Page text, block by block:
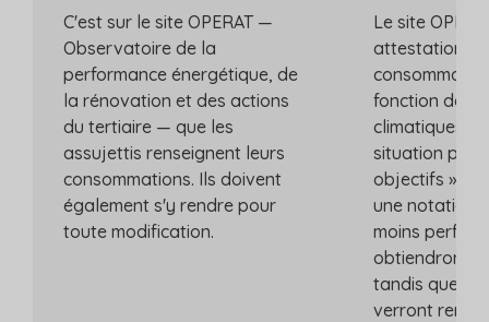
C'est sur le site OPERAT —
Observatoire de la
performance énergétique, de
la rénovation et des actions
du tertiaire — que les
assujettis renseignent leurs
consommations. Ils doivent
également s'y rendre pour
toute modification.
Le site
attestation
fonction des
climatiques,
situation par
objectifs », ce
une notation.
moins
obtiendront
tandis que
verront